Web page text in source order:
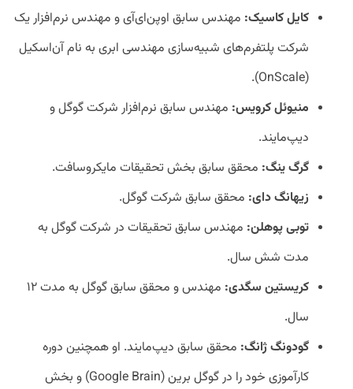
کایل کاسیک: مهندس سابق اوپن‌ای‌آی و مهندس نرم‌افزار یک
شرکت پلتفرم‌های شبیه‌سازی مهندسی ابری به نام آن‌اسکیل
(OnScale).
منیوئل کرویس: مهندس سابق نرم‌افزار شرکت گوگل و
دیپ‌مایند.
گرگ ینگ: محقق سابق بخش تحقیقات مایکروسافت.
زیهانگ دای: محقق سابق شرکت گوگل.
توبی پوهلن: مهندس سابق تحقیقات در شرکت گوگل به
مدت شش سال.
کریستین سگدی:
مهندس و محقق سابق گوگل به مدت ۱۲
سال.
گودونگ ژانگ: محقق سابق دیپ‌مایند. او همچنین دوره
کارآموزی خود را در گوگل برین (Google Brain) و بخش